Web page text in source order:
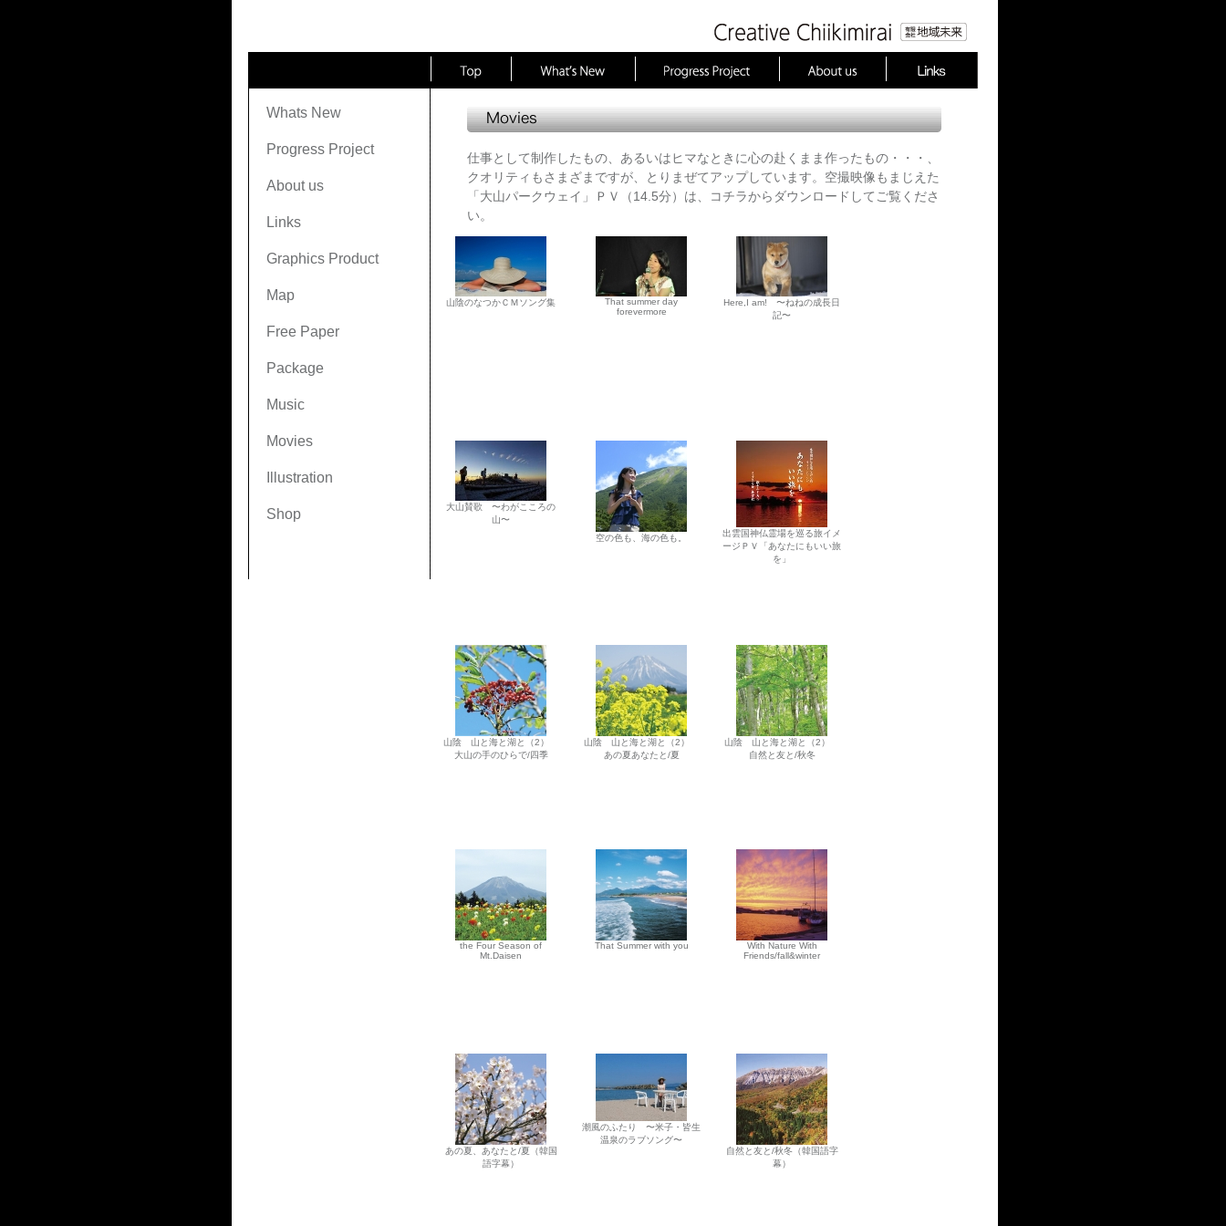
Whats New
Progress Project
About us
Links
Graphics Product
Map
Free Paper
Package
Music
Movies
Illustration
Shop
仕事として制作したもの、あるいはヒマなときに心の赴くまま作ったもの・・・、
クオリティもさまざまですが、とりまぜてアップしています。空撮映像もまじえた
「大山パークウェイ」ＰＶ（14.5分）は、コチラからダウンロード してご覧くださ
い。
山陰のなつかＣＭソング集
That summer day
forevermore
Here,I am! 〜ねねの成長日
記〜
大山賛歌 〜わがこころの
山〜
空の色も、海の色も。
出雲国神仏霊場を巡る旅イメ
ージＰＶ「あなたにもいい旅
を」
山陰 山と海と湖と（2）
大山の手のひらで/四季
山陰 山と海と湖と（2）
あの夏あなたと/夏
山陰 山と海と湖と（2）
自然と友と/秋冬
the Four Season of
Mt.Daisen
That Summer with you
With Nature With
Friends/fall&winter
あの夏、あなたと/夏（韓国
語字幕）
潮風のふたり 〜米子・皆生
温泉のラブソング〜
自然と友と/秋冬（韓国語字
幕）